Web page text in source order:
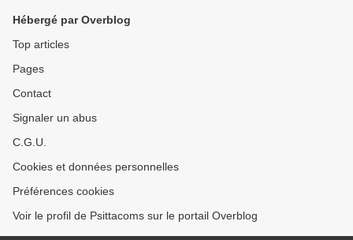
Hébergé par Overblog
Top articles
Pages
Contact
Signaler un abus
C.G.U.
Cookies et données personnelles
Préférences cookies
Voir le profil de Psittacoms sur le portail Overblog